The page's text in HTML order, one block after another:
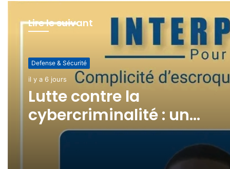
Lire le suivant
Defense & Sécurité
il y a 6 jours
Defense & Sécurité
il y a 1 semaine
(pas de titre)